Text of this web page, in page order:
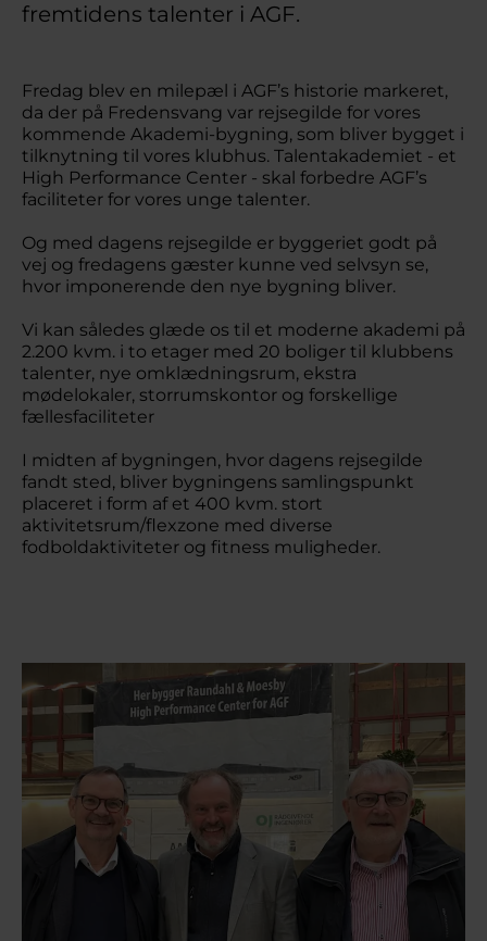
fremtidens talenter i AGF.
Fredag blev en milepæl i AGF’s historie markeret,
da der på Fredensvang var rejsegilde for vores
kommende Akademi-bygning, som bliver bygget i
tilknytning til vores klubhus. Talentakademiet - et
High Performance Center - skal forbedre AGF’s
faciliteter for vores unge talenter.
Og med dagens rejsegilde er byggeriet godt på
vej og fredagens gæster kunne ved selvsyn se,
hvor imponerende den nye bygning bliver.
Vi kan således glæde os til et moderne akademi på
2.200 kvm. i to etager med 20 boliger til klubbens
talenter, nye omklædningsrum, ekstra
mødelokaler, storrumskontor og forskellige
fællesfaciliteter
I midten af bygningen, hvor dagens rejsegilde
fandt sted, bliver bygningens samlingspunkt
placeret i form af et 400 kvm. stort
aktivitetsrum/flexzone med diverse
fodboldaktiviteter og fitness muligheder.